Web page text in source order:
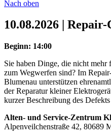
Nach oben
10.08.2026 | Repair-
Beginn: 14:00
Sie haben Dinge, die nicht mehr
zum Wegwerfen sind? Im
Blumenau unterstützen
der Reparatur kleiner
kurzer Beschreibung des
Alten- und Service-Zentrum
Alpenveilchenstraße 42, 80689